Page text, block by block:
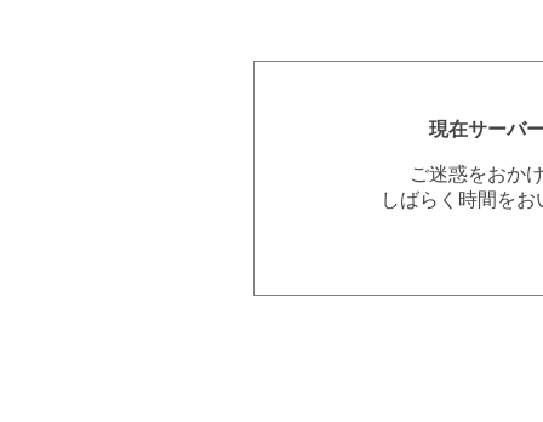
現在サーバ
ご迷惑をおか
しばらく時間を